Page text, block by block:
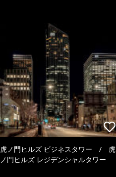
虎ノ門ヒルズ ビジネスタワー / 虎
ノ門ヒルズ レジデンシャルタワー